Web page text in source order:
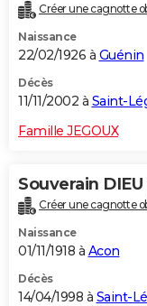
Créer une cagnotte
Naissance
22/02/1926 à Guénin
Décès
11/11/2002 à Saint-
Famille JEGOUX
Souverain DIEU
Créer une cagnotte
Naissance
01/11/1918 à Acon
Décès
14/04/1998 à Saint-